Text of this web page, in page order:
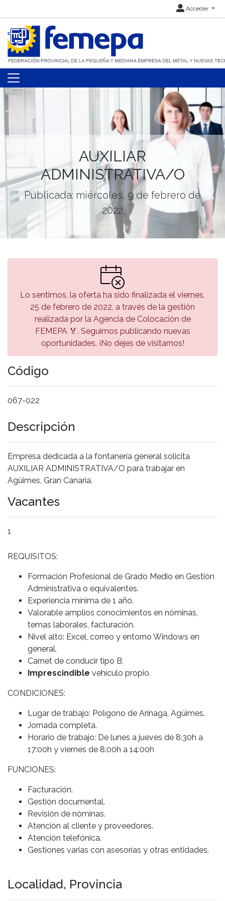
Acceder
AUXILIAR
ADMINISTRATIVA/O
Publicada: miércoles, 9 de febrero de
2022
Lo sentimos, la oferta ha sido finalizada el viernes,
25 de febrero de 2022, a través de la gestión
realizada por la Agencia de Colocación de
FEMEPA 🏅. Seguimos publicando nuevas
oportunidades. ¡No dejes de visitarnos!
Código
067-022
Descripción
Empresa dedicada a la fontanería general solicita
AUXILIAR ADMINISTRATIVA/O para trabajar en
Agüimes, Gran Canaria.
Vacantes
1
REQUISITOS:
Formación Profesional de Grado Medio en Gestión
Administrativa o equivalentes.
Experiencia mínima de 1 año.
Valorable amplios conocimientos en nóminas,
temas laborales, facturación.
Nivel alto: Excel, correo y entorno Windows en
general.
Carnet de conducir tipo B.
Imprescindible vehículo propio.
CONDICIONES:
Lugar de trabajo: Polígono de Arinaga, Agüimes.
Jornada completa.
Horario de trabajo: De lunes a jueves de 8:30h a
17:00h y viernes de 8:00h a 14:00h
FUNCIONES:
Facturación.
Gestión documental.
Revisión de nóminas.
Atención al cliente y proveedores.
Atención telefónica.
Gestiones varias con asesorías y otras entidades.
Localidad, Provincia